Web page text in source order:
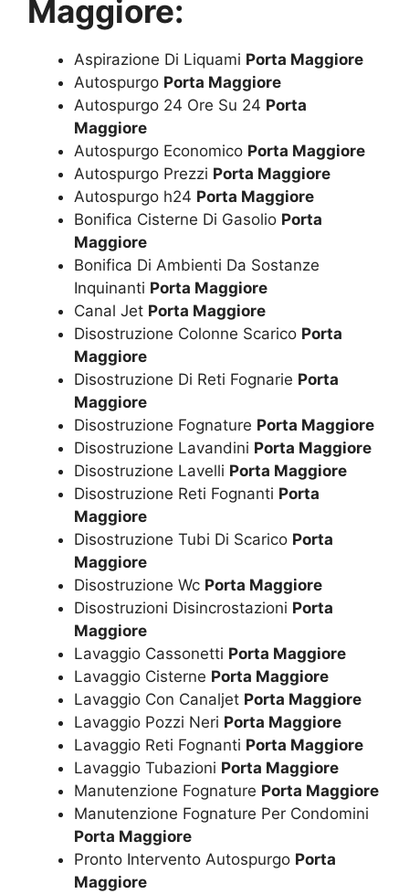
Maggiore:
Aspirazione Di Liquami Porta Maggiore
Autospurgo Porta Maggiore
Autospurgo 24 Ore Su 24 Porta
Maggiore
Autospurgo Economico Porta Maggiore
Autospurgo Prezzi Porta Maggiore
Autospurgo h24 Porta Maggiore
Bonifica Cisterne Di Gasolio Porta
Maggiore
Bonifica Di Ambienti Da Sostanze
Inquinanti Porta Maggiore
Canal Jet Porta Maggiore
Disostruzione Colonne Scarico Porta
Maggiore
Disostruzione Di Reti Fognarie Porta
Maggiore
Disostruzione Fognature Porta Maggiore
Disostruzione Lavandini Porta Maggiore
Disostruzione Lavelli Porta Maggiore
Disostruzione Reti Fognanti Porta
Maggiore
Disostruzione Tubi Di Scarico Porta
Maggiore
Disostruzione Wc Porta Maggiore
Disostruzioni Disincrostazioni Porta
Maggiore
Lavaggio Cassonetti Porta Maggiore
Lavaggio Cisterne Porta Maggiore
Lavaggio Con Canaljet Porta Maggiore
Lavaggio Pozzi Neri Porta Maggiore
Lavaggio Reti Fognanti Porta Maggiore
Lavaggio Tubazioni Porta Maggiore
Manutenzione Fognature Porta Maggiore
Manutenzione Fognature Per Condomini
Porta Maggiore
Pronto Intervento Autospurgo Porta
Maggiore